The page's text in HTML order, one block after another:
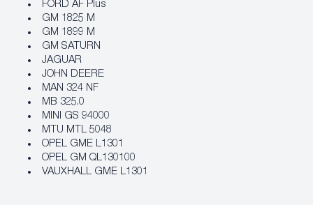
FORD AF Plus
GM 1825 M
GM 1899 M
GM SATURN
JAGUAR
JOHN DEERE
MAN 324 NF
MB 325.0
MINI GS 94000
MTU MTL 5048
OPEL GME L1301
OPEL GM QL130100
VAUXHALL GME L1301